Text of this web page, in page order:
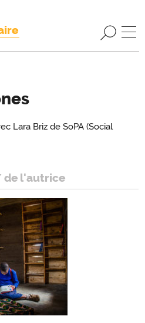
Lara Briz de SoPA (Social
de l'autrice